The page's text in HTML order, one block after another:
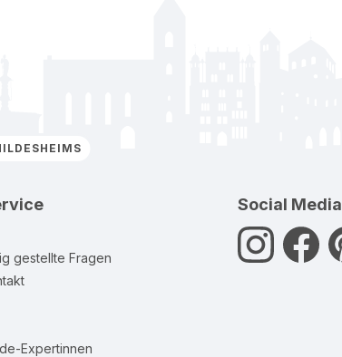
gestellte Fragen
Expertinnen
Social Media